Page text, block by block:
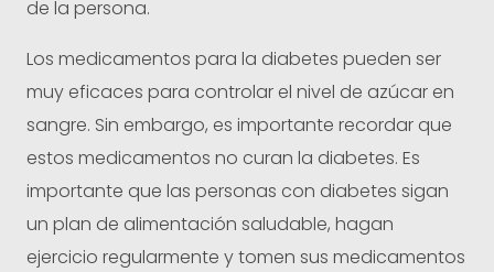
de la persona.
Los medicamentos para la diabetes pueden ser
muy eficaces para controlar el nivel de azúcar en
sangre. Sin embargo, es importante recordar que
estos medicamentos no curan la diabetes. Es
importante que las personas con diabetes sigan
un plan de alimentación saludable, hagan
ejercicio regularmente y tomen sus medicamentos